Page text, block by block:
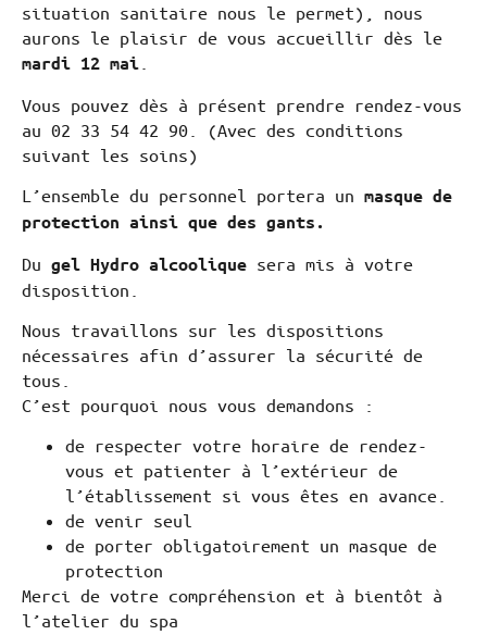
situation sanitaire nous le permet), nous
aurons le plaisir de vous accueillir dès le
mardi 12 mai
Vous pouvez dès à présent prendre rendez-vous
au 02 33 54 42 90. (Avec des conditions
suivant les soins)
L’ensemble du personnel portera un masque de
protection ainsi que des gants.
Du gel Hydro alcoolique sera mis à votre
disposition.
Nous travaillons sur les dispositions
nécessaires afin d’assurer la sécurité de
tous.
C’est pourquoi nous vous demandons :
de respecter votre horaire de rendez-
vous et patienter à l’extérieur de
l’établissement si vous êtes en avance.
de venir seul
de porter obligatoirement un masque de
protection
Merci de votre compréhension et à bientôt à
l’atelier du spa